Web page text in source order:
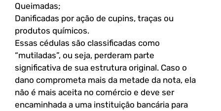
Queimadas;
Danificadas por ação de cupins, traças ou
produtos químicos.
Essas cédulas são classificadas como
“mutiladas”, ou seja, perderam parte
significativa de sua estrutura original. Caso o
dano comprometa mais da metade da nota, ela
não é mais aceita no comércio e deve ser
encaminhada a uma instituição bancária para